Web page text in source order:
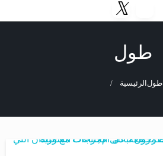
طول
الرئيسية طول